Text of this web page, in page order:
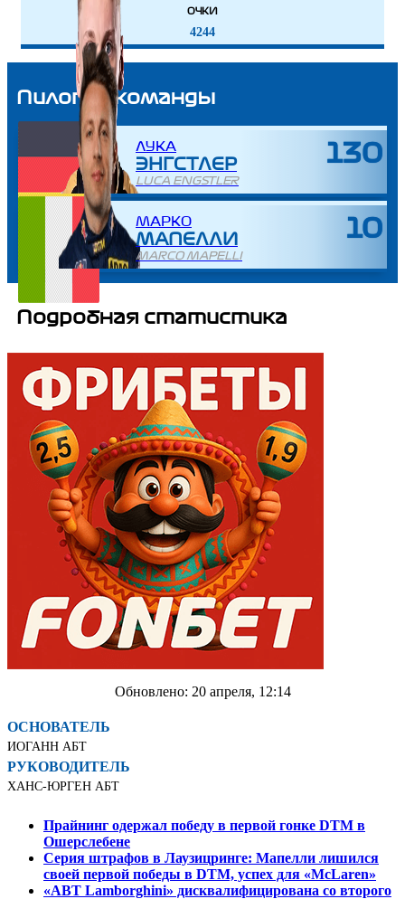
ОЧКИ
4244
Пилоты команды
ЛУКА
ЭНГСТЛЕР
LUCA ENGSTLER
130
МАРКО
МАПЕЛЛИ
MARCO MAPELLI
10
Подробная статистика
Обновлено: 20 апреля, 12:14
ОСНОВАТЕЛЬ
ИОГАНН АБТ
РУКОВОДИТЕЛЬ
ХАНС-ЮРГЕН АБТ
Прайнинг одержал победу в первой гонке DTM в
Ошерслебене
Серия штрафов в Лаузицринге: Мапелли лишился
своей первой победы в DTM, успех для «McLaren»
«ABT Lamborghini» дисквалифицирована со второго